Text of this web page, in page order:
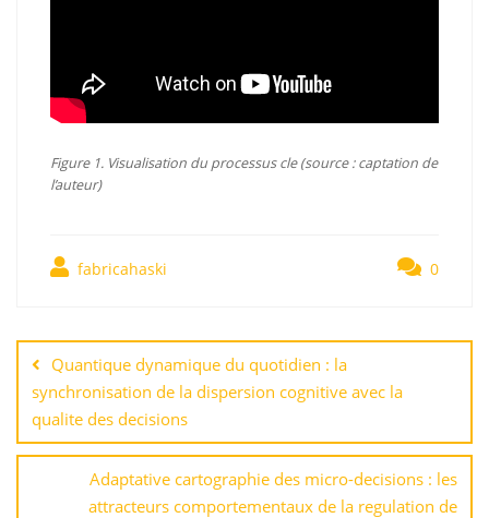
Figure 1. Visualisation du processus cle (source : captation de
l’auteur)
fabricahaski 0
по
записям
Quantique dynamique du quotidien : la
synchronisation de la dispersion cognitive avec la
qualite des decisions
Adaptative cartographie des micro-decisions : les
attracteurs comportementaux de la regulation de